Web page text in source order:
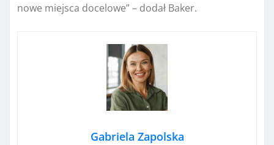
nowe miejsca docelowe” – dodał Baker.
Gabriela Zapolska